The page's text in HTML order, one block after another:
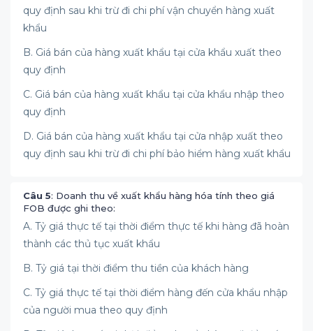
quy định sau khi trừ đi chi phí vận chuyển hàng xuất
khẩu
B. Giá bán của hàng xuất khẩu tại cửa khẩu xuất theo
quy định
C. Giá bán của hàng xuất khẩu tại cửa khẩu nhập theo
quy định
D. Giá bán của hàng xuất khẩu tại cửa nhập xuất theo
quy định sau khi trừ đi chi phí bảo hiểm hàng xuất khẩu
Câu 5: Doanh thu về xuất khẩu hàng hóa tính theo giá
FOB được ghi theo:
A. Tỷ giá thực tế tại thời điểm thực tế khi hàng đã hoàn
thành các thủ tục xuất khẩu
B. Tỷ giá tại thời điểm thu tiền của khách hàng
C. Tỷ giá thực tế tại thời điểm hàng đến cửa khẩu nhập
của người mua theo quy định